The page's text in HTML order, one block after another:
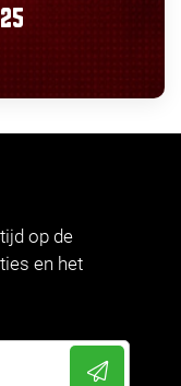
op de
en het